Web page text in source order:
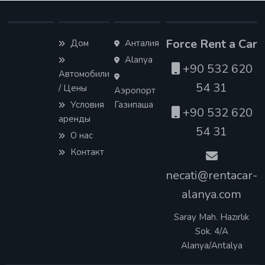
Дом
Автомобили
/ Цены
Условия
аренды
О нас
Контакт
Анталия
Alanya
Аэропорт
Газипаша
Force Rent a Car
+90 532 620
54 31
+90 532 620
54 31
necati@rentacar-
alanya.com
Saray Mah. Hazırlık
Sok. 4/A
Alanya/Antalya